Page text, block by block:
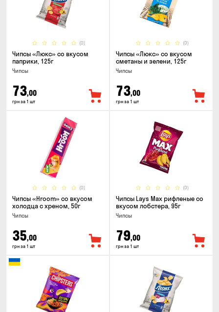
(0)
Чипсы «Люкс» со вкусом
паприки, 125г
Чипсы
73,00
грн за 1 шт
(0)
Чипсы «Люкс» со вкусом
сметаны и зелени, 125г
Чипсы
73,00
грн за 1 шт
(0)
Чипсы «Hroom» со вкусом
холодца с хреном, 50г
Чипсы
35,00
грн за 1 шт
(0)
Чипсы Lays Max рифленые со
вкусом лобстера, 95г
Чипсы
79,00
грн за 1 шт